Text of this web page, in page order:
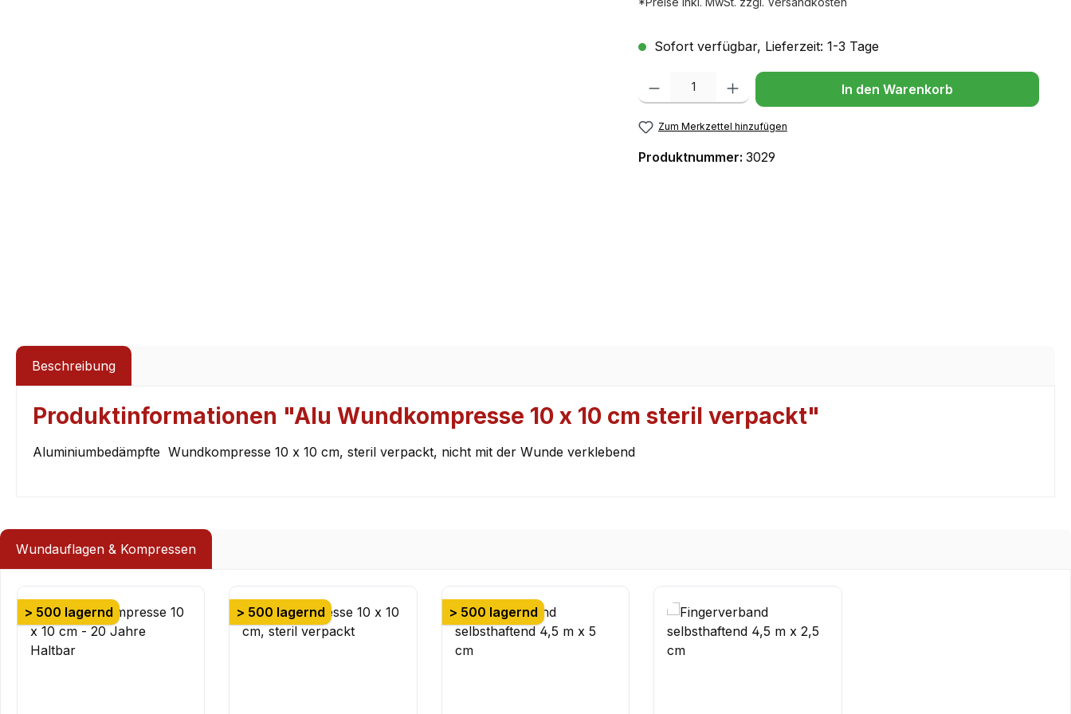
Sofort verfügbar, Lieferzeit: 1-3 Tage
Produkt Anzahl: Gib den gewünschten Wert ein oder benutze die Schaltflächen
In den Warenkorb
Zum Merkzettel hinzufügen
Produktnummer: 3029
Beschreibung
Produktinformationen "Alu Wundkompresse 10 x 10 cm steril verpackt"
Aluminiumbedämpfte Wundkompresse 10 x 10 cm, steril verpackt, nicht mit der Wunde verklebend
Wundauflagen & Kompressen
> 500 lagernd
> 500 lagernd > 500 lagernd